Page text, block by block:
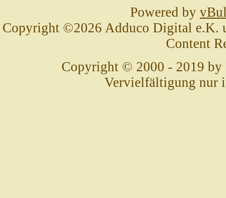
Powered by
Copyright ©2026 Adduco Digital e.K.
Content
Copyright © 2000 - 2019 by
Vervielfältigung nur